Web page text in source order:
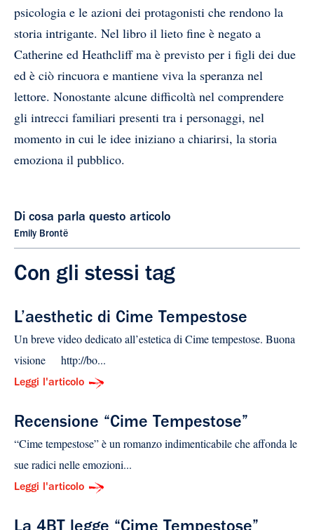
psicologia e le azioni dei protagonisti che rendono la
storia intrigante. Nel libro il lieto fine è negato a
Catherine ed Heathcliff ma è previsto per i figli dei due
ed è ciò rincuora e mantiene viva la speranza nel
lettore. Nonostante alcune difficoltà nel comprendere
gli intrecci familiari presenti tra i personaggi, nel
momento in cui le idee iniziano a chiarirsi, la storia
emoziona il pubblico.
Di cosa parla questo articolo
Emily Brontë
Con gli stessi tag
L’aesthetic di Cime Tempestose
Un breve video dedicato all’estetica di Cime tempestose. Buona
visione http://bo...
Leggi l'articolo
Recensione “Cime Tempestose”
“Cime tempestose” è un romanzo indimenticabile che affonda le
sue radici nelle emozioni...
Leggi l'articolo